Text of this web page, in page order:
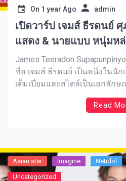
ทำให้เขาเริ่มเป็นที่จดจำมากขึ้น
ตัวคือบท ภัทร ใน แค่เพื่อนครับ
On 1 year Ago admin
เปิดวาร์ป เจมส์ ธีรดนย์
แสดง & นายแบบ หนุ่มห
James Teeradon
ชื่อ เจมส์ ธีรดนย์ เป็นหนึ่งในนั
เต็มเปี่ยมและสไตล์เป็นเอกลัก
ไม่ได้หยุดอยู่แค่การแสดง แต่ยัง
การเป็นนายแบบที่โดดเด่นอีกด้ว
วัยรุ่นยุคใหม่ได้ไม่ยาก เพราะ
หนุ่มคนนี้ให้มากขึ้นกันเลยดีกว่า
Read
Asian star Imagine​ Netidol
Uncategorized